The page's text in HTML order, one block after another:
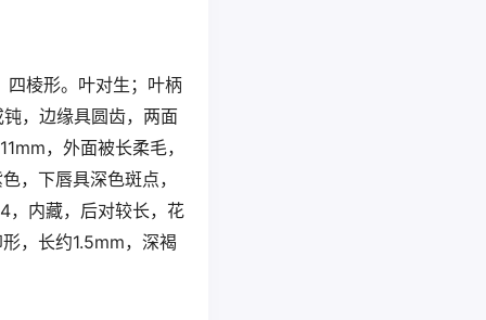
棱形。叶对生；叶柄
，边缘具圆齿，两面
，外面被长柔毛，
，下唇具深色斑点，
，内藏，后对较长，花
，长约1.5mm，深褐